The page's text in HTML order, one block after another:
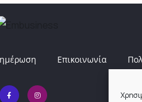
Επικοινωνία